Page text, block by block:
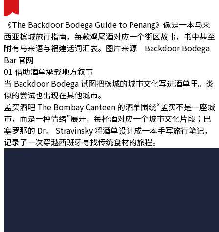
《The Backdoor Bodega Guide to Penang》像是一本马来
西亚槟城旅行指南，每款鸡尾酒对应一个街区故事，书中甚至
附有马来语与福建话词汇表。图片来源｜Backdoor Bodega
Bar 官网
01 借助酒单承载地方叙事
当 Backdoor Bodega 试图把槟城的城市文化写进酒单里。类
似的尝试也出现在其他城市。
孟买酒吧 The Bombay Canteen 的酒单围绕“孟买不是一座城
市，而是一种情绪”展开，每杯酒对应一个城市文化片段；巴
塞罗那的 Dr。 Stravinsky 将酒单设计成一本手写旅行笔记，
记录了一次穿越西班牙寻找传统食材的旅程。